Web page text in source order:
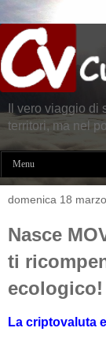
Il vero viaggio
territori, ma nel
Menu
domenica 18
Nasce
ti
ecologico!
La criptovaluta